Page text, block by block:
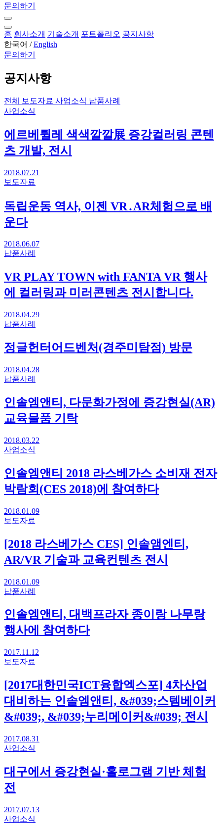
문의하기
홈 회사소개 기술소개 포트폴리오 공지사항
한국어 / English
문의하기
공지사항
전체 보도자료 사업소식 납품사례
사업소식
에르베튈레 색색깔깔展 증강컬러링 콘텐
츠 개발, 전시
2018.07.21
보도자료
독립운동 역사, 이젠 VR․AR체험으로 배
운다
2018.06.07
납품사례
VR PLAY TOWN with FANTA VR 행사
에 컬러링과 미러콘텐츠 전시합니다.
2018.04.29
납품사례
정글헌터어드벤처(경주미탐점) 방문
2018.04.28
납품사례
인솔엠앤티, 다문화가정에 증강현실(AR)
교육물품 기탁
2018.03.22
사업소식
인솔엠앤티 2018 라스베가스 소비재 전자
박람회(CES 2018)에 참여하다
2018.01.09
보도자료
[2018 라스베가스 CES] 인솔앰엔티,
AR/VR 기술과 교육컨텐츠 전시
2018.01.09
납품사례
인솔엠앤티, 대백프라자 종이랑 나무랑
행사에 참여하다
2017.11.12
보도자료
[2017대한민국ICT융합엑스포] 4차산업
대비하는 인솔엠앤티, &#039;스템베이커
&#039;, &#039;누리메이커&#039; 전시
2017.08.31
사업소식
대구에서 증강현실·홀로그램 기반 체험
전
2017.07.13
사업소식